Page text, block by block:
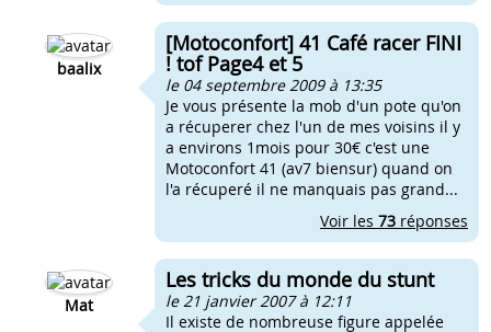
baalix
[Motoconfort] 41 Café racer FINI
! tof Page4 et 5
le 04 septembre 2009 à 13:35
Je vous présente la mob d'un pote qu'on
a récuperer chez l'un de mes voisins il y
a environs 1mois pour 30€ c'est une
Motoconfort 41 (av7 biensur) quand on
l'a récuperé il ne manquais pas grand...
Voir les 73 réponses
Mat
Les tricks du monde du stunt
le 21 janvier 2007 à 12:11
Il existe de nombreuse figure appelée